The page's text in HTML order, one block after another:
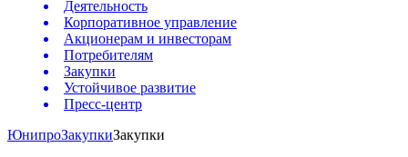
Деятельность
Корпоративное управление
Акционерам и инвесторам
Потребителям
Закупки
Устойчивое развитие
Пресс-центр
ЮнипроЗакупкиЗакупки